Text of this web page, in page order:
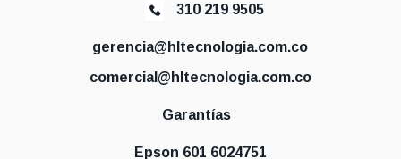
310 219 9505
gerencia@hltecnologia.com.co
comercial@hltecnologia.com.co
Garantías
Epson 601 6024751